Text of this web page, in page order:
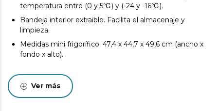
temperatura entre (0 y 5℃) y (-24 y -16℃).
Bandeja interior extraible. Facilita el almacenaje y
limpieza.
Medidas mini frigorífico: 47,4 x 44,7 x 49,6 cm (ancho x
fondo x alto).
Ver más